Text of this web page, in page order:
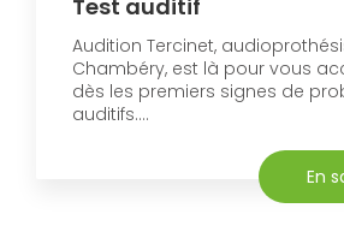
Test auditif
Audition Tercinet,
Chambéry, est là pour vous
dès les premiers signes de
auditifs....
En